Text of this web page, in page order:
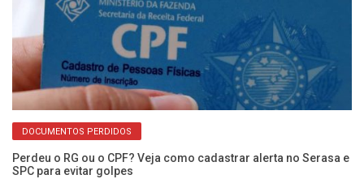
DOCUMENTOS PERDIDOS
Perdeu o RG ou o CPF? Veja como cadastrar alerta no Serasa e
SPC para evitar golpes